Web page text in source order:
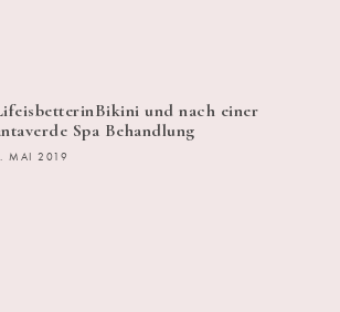
und nach einer
Spa Behandlung
MAI 2019